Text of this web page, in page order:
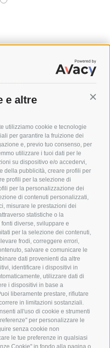
e altre
utilizziamo cookie e tecnologie
per garantire la fruizione dei
e, previo tuo consenso, per
utilizzare i tuoi dati per le
su dispositivo e/o accedervi,
della pubblicità, creare profili per
profili per la selezione di
per la personalizzazione dei
di contenuti personalizzati,
misurare le prestazioni dei
statistiche o la
diverse, sviluppare e
per la selezione dei contenuti,
frodi, correggere errori,
salvare e comunicare le
dati provenienti da altre
identificare i dispositivi in
utilizzare dati di
i dispositivi in base a
liberamente prestare, rifiutare
in limitazioni sostanziali.
all'uso di cookie e strumenti
per personalizzare le
senza cookie non
le tue preferenze in qualsiasi
DI RESO
POLICY
POLICY
SICURI
Bonifico
Bancario